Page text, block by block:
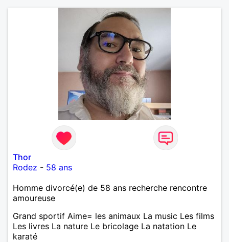
Thor
Rodez - 58 ans
Homme divorcé(e) de 58 ans recherche rencontre
amoureuse
Grand sportif Aime= les animaux La music Les films
Les livres La nature Le bricolage La natation Le
karaté